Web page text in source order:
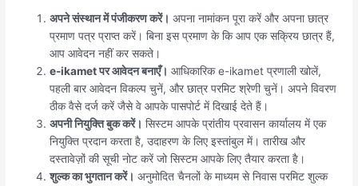
अपने संस्थान में पंजीकरण करें। अपना नामांकन पूरा करें और अपना छात्र
प्रमाण पत्र प्राप्त करें। बिना इस प्रमाण के कि आप एक सक्रिय छात्र हैं,
आप आवेदन नहीं कर सकते।
e-ikamet पर आवेदन बनाएँ। आधिकारिक e-ikamet प्रणाली खोलें,
पहली बार आवेदन विकल्प चुनें, और छात्र परमिट श्रेणी चुनें। अपने विवरण
ठीक वैसे दर्ज करें जैसे वे आपके पासपोर्ट में दिखाई देते हैं।
अपनी नियुक्ति बुक करें। सिस्टम आपके प्रांतीय प्रवासन कार्यालय में एक
नियुक्ति प्रदान करता है, उदाहरण के लिए इस्तांबुल में। तारीख और
दस्तावेज़ों की सूची नोट करें जो सिस्टम आपके लिए तैयार करता है।
शुल्क का भुगतान करें। अनुमोदित चैनलों के माध्यम से निवास परमिट शुल्क